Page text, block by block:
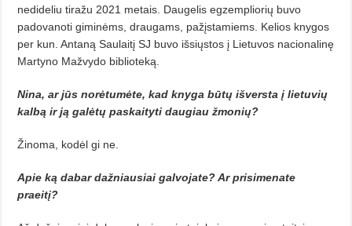
nedideliu tiražu 2021 metais. Daugelis egzempliorių buvo
padovanoti giminėms, draugams, pažįstamiems. Kelios knygos
per kun. Antaną Saulaitį SJ buvo išsiųstos į Lietuvos nacionalinę
Martyno Mažvydo biblioteką.
Nina, ar jūs norėtumėte, kad knyga būtų išversta į lietuvių
kalbą ir ją galėtų paskaityti daugiau žmonių?
Žinoma, kodėl gi ne.
Apie ką dabar dažniausiai galvojate? Ar prisimenate
praeitį?